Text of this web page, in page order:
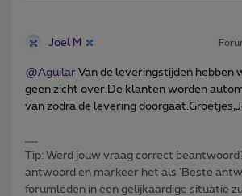
Joel M
@Aguilar Van de leveringstijden hebben
geen zicht over.De klanten worden
van zodra de levering
Tip: Werd jouw vraag correct beantwoord?
antwoord en markeer het als 'Beste
forumleden in een gelijkaardige situatie